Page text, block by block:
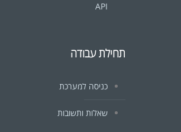
API
תחילת עבודה
כניסה למערכת
שאלות ותשובות